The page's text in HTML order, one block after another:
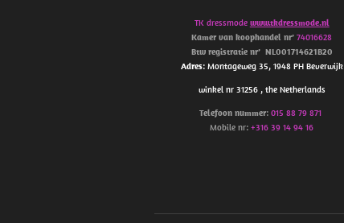
TK dressmode www.tkdressmode.nl
Kamer van koophandelnr’ 74016628
Btw registratie nr’ NL001714621B20
Adres: Montageweg 35, 1948 PH Beverwijk
winkel nr 31256 , the Netherlands
Telefoon nummer: 015 88 79 871
Mobile nr:+316 39 14 94 16